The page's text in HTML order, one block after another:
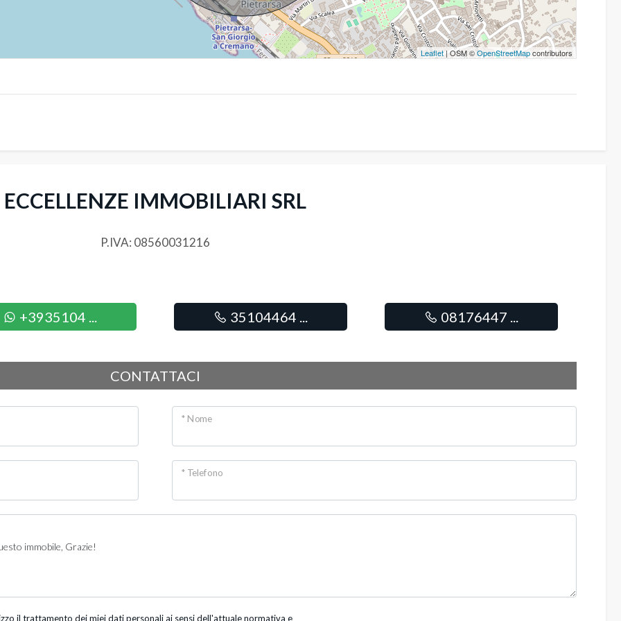
Leaflet| OSM ©OpenStreetMapcontributors
ECCELLENZE IMMOBILIARI SRL
P.IVA: 08560031216
+3935104 ... 35104464 ... 08176447 ...
CONTATTACI
* Nome
* Telefono
il trattamento dei miei dati personali ai sensi dell'attuale normativa e